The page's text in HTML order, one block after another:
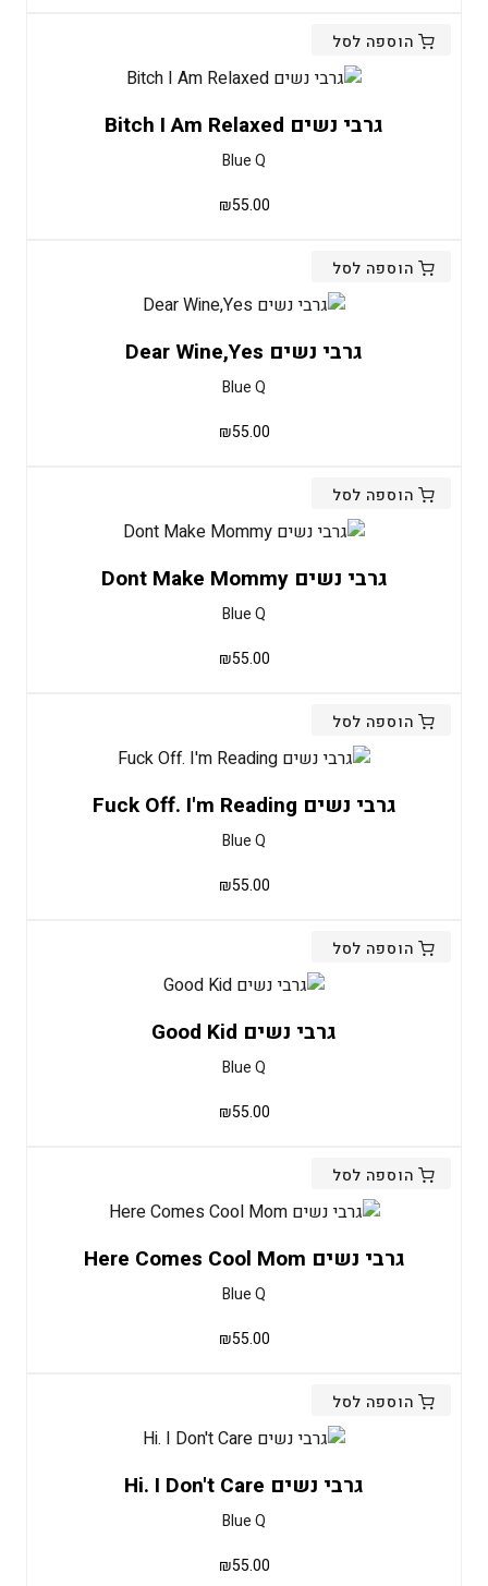
הוספה לסל
גרבי נשים Bitch I Am Relaxed
Blue Q
₪55.00
הוספה לסל
גרבי נשים Dear Wine,Yes
Blue Q
₪55.00
הוספה לסל
גרבי נשים Dont Make Mommy
Blue Q
₪55.00
הוספה לסל
גרבי נשים Fuck Off. I'm Reading
Blue Q
₪55.00
הוספה לסל
גרבי נשים Good Kid
Blue Q
₪55.00
הוספה לסל
גרבי נשים Here Comes Cool Mom
Blue Q
₪55.00
הוספה לסל
גרבי נשים Hi. I Don't Care
Blue Q
₪55.00